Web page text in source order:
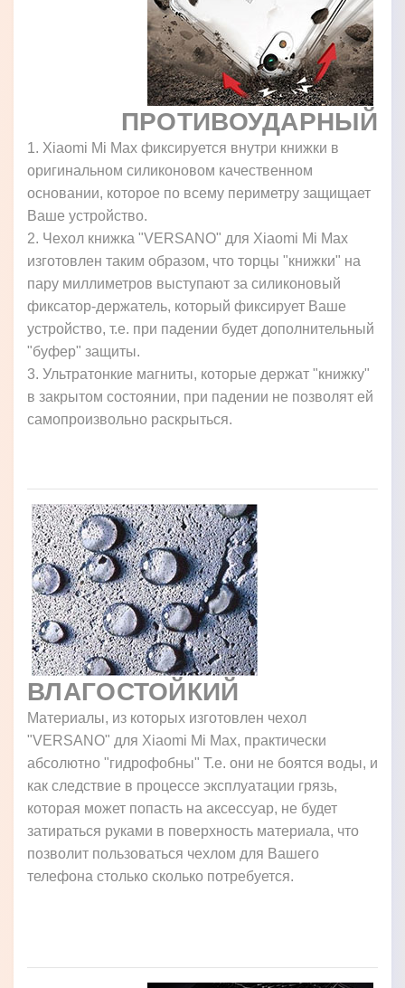
ПРОТИВОУДАРНЫЙ
1. Xiaomi Mi Max фиксируется внутри книжки в
оригинальном силиконовом качественном
основании, которое по всему периметру защищает
Ваше устройство.
2. Чехол книжка "VERSANO" для Xiaomi Mi Max
изготовлен таким образом, что торцы "книжки" на
пару миллиметров выступают за силиконовый
фиксатор-держатель, который фиксирует Ваше
устройство, т.е. при падении будет дополнительный
"буфер" защиты.
3. Ультратонкие магниты, которые держат "книжку"
в закрытом состоянии, при падении не позволят ей
самопроизвольно раскрыться.
ВЛАГОСТОЙКИЙ
Материалы, из которых изготовлен чехол
"VERSANO" для Xiaomi Mi Max, практически
абсолютно "гидрофобны" Т.е. они не боятся воды, и
как следствие в процессе эксплуатации грязь,
которая может попасть на аксессуар, не будет
затираться руками в поверхность материала, что
позволит пользоваться чехлом для Вашего
телефона столько сколько потребуется.